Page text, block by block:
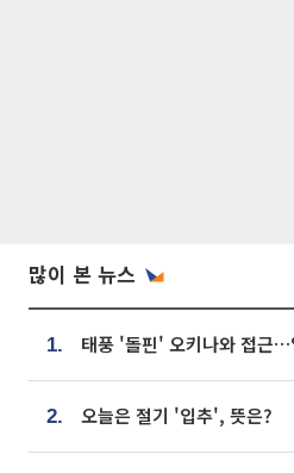
많이 본 뉴스
1.
2. 오늘은 절기 '입추', 뜻은?